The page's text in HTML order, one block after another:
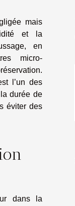
mais
et la
en
micro-
l’un des
durée de
éviter des
dans la